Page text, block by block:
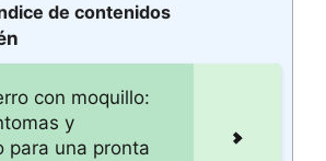
de contenidos
con moquillo:
y
para una pronta